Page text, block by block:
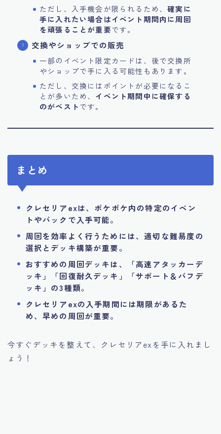
ただし、入手機会が限られるため、確実に
手に入れたい場合はイベント期間内に周回
を頑張ることが重要です。
交換やショップでの販売
一部のイベント限定カードは、後で交換所
やショップで手に入る可能性もあります。
ただし、交換にはポイントが必要になるこ
とが多いため、 イベント期間中に確保する
のがベストです。
まとめ
クレセリアexは、ポケポケ内の特定のイベン
トやパックで入手可能。
周回を効率よく行うためには、適切な難易度の
選択とデッキ構築が重要。
おすすめの周回デッキは、「高速アタッカーデ
ッキ」「回復耐久デッキ」「サポート＆バフデ
ッキ」の3種類。
クレセリアexの入手期間には期限があるた
め、早めの周回が重要。
今すぐデッキを整えて、クレセリアexを手に入れまし
ょう！